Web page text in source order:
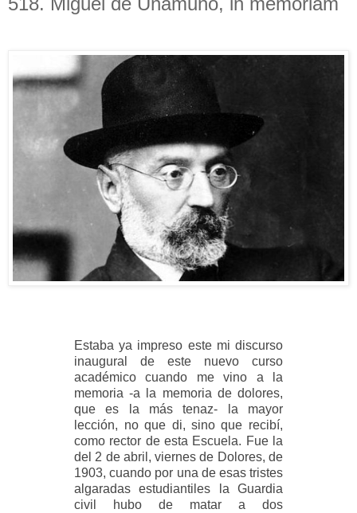
Estaba ya impreso este mi discurso
inaugural de este nuevo curso
académico cuando me vino a la
memoria -a la memoria de dolores,
que es la más tenaz- la mayor
lección, no que di, sino que recibí,
como rector de esta Escuela. Fue la
del 2 de abril, viernes de Dolores, de
1903, cuando por una de esas tristes
algaradas estudiantiles la Guardia
civil hubo de matar a dos